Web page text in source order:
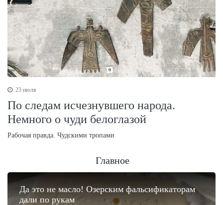
23 июля
По следам исчезнувшего народа.
Немного о чуди белоглазой
Рабочая правда. Чудскими тропами
Главное
Да это не масло! Озерским фальсификаторам
дали по рукам